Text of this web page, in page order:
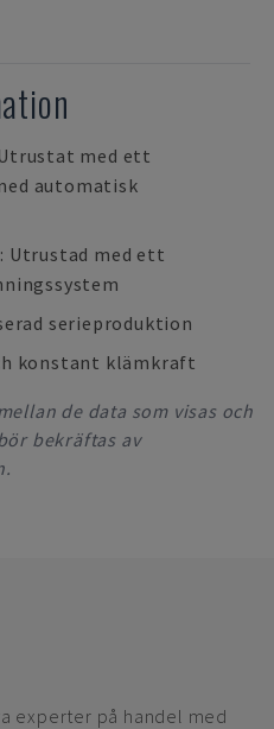
med ett
automatisk
Utrustad med ett
serieproduktion
konstant klämkraft
de data som visas och
bekräftas av
experter på handel med